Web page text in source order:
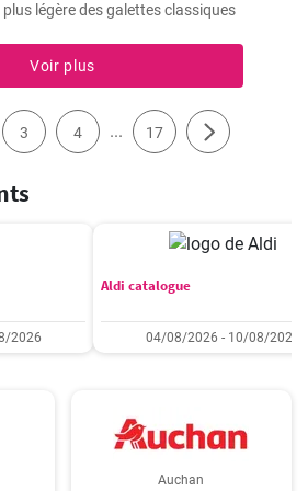
légère des galettes classiques
Voir plus
3 4 ... 17
2026
Aldi catalogue
04/08/2026 - 10/08/2026
Auchan